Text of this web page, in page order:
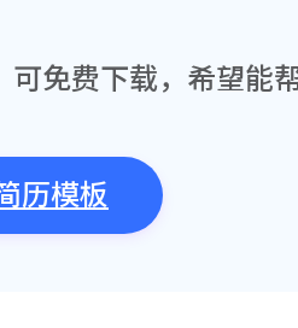
免费下载，希望能
历模板